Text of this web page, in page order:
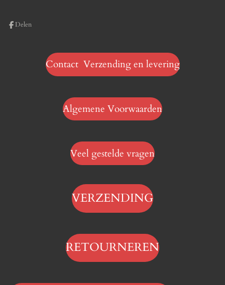
Delen
Contact Verzending en levering
Algemene Voorwaarden
Veel gestelde vragen
VERZENDING
RETOURNEREN